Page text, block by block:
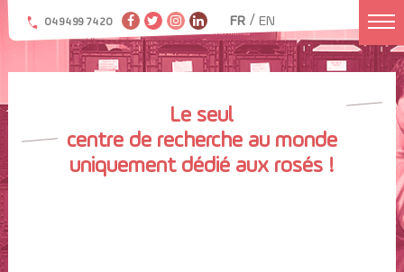
04 94 99 74 20 FR / EN
Le seul
centre de recherche au monde
uniquement dédié aux rosés !